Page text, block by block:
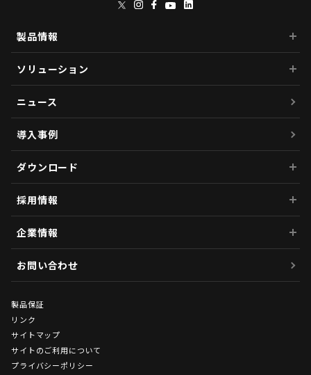
製品情報
ソリューション
ニュース
導入事例
ダウンロード
採用情報
企業情報
お問い合わせ
製品保証
リンク
サイトマップ
サイトのご利用について
プライバシーポリシー